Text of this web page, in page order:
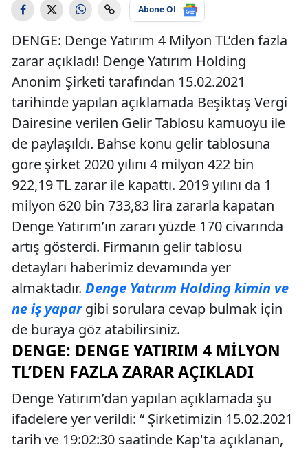
Abone Ol
DENGE: Denge Yatırım 4 Milyon TL’den fazla
zarar açıkladı! Denge Yatırım Holding
Anonim Şirketi tarafından 15.02.2021
tarihinde yapılan açıklamada Beşiktaş Vergi
Dairesine verilen Gelir Tablosu kamuoyu ile
de paylaşıldı. Bahse konu gelir tablosuna
göre şirket 2020 yılını 4 milyon 422 bin
922,19 TL zarar ile kapattı. 2019 yılını da 1
milyon 620 bin 733,83 lira zararla kapatan
Denge Yatırım’ın zararı yüzde 170 civarında
artış gösterdi. Firmanın gelir tablosu
detayları haberimiz devamında yer
almaktadır. Denge Yatırım Holding kimin ve
ne iş yapargibi sorulara cevap bulmak için
de buraya göz atabilirsiniz.
DENGE: DENGE YATIRIM 4 MILYON
TL’DEN FAZLA ZARAR AÇIKLADI
Denge Yatırım’dan yapılan açıklamada şu
ifadelere yer verildi: “ Şirketimizin 15.02.2021
tarih ve 19:02:30 saatinde Kap'ta açıklanan,